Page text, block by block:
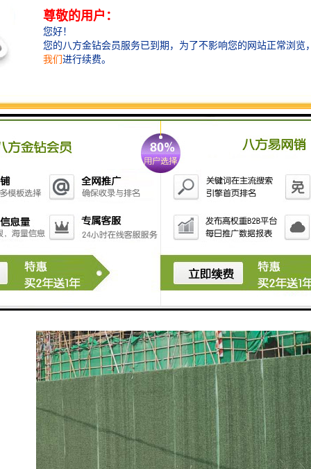
工程围挡在实际的制作过程当中，不一定是一帆风顺
的，有的时候有树木的遮挡，有的时候有街角转弯的限
制，那么我们为了能够更好的突出工程围挡的广告效
应，那就要因地制宜，制作出适合自己项目的围挡。